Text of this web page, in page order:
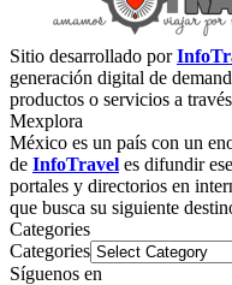
Sitio desarrollado por
generación digital de
productos o servicios a
Mexplora
México es un país con un
de InfoTravel es difundir
portales y directorios en
que busca su siguiente
Categories
Categories
Síguenos en